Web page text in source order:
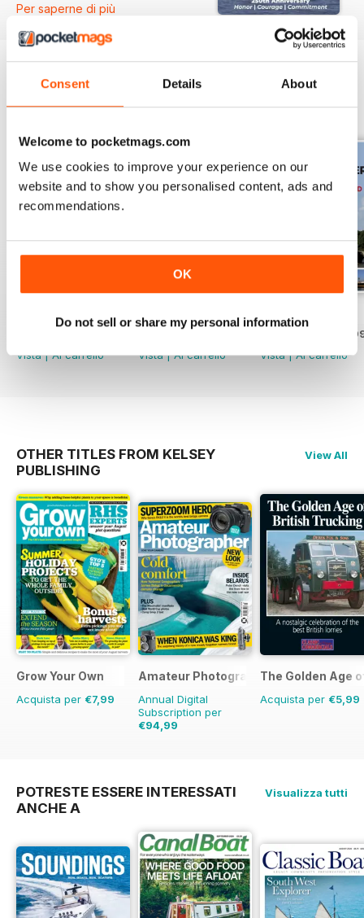
Consent Details About
Welcome to pocketmags.com
We use cookies to improve your experience on our
website and to show you personalised content, ads and
recommendations.
OK
Do not sell or share my personal information
demonstrate its capability in order
to influence political aims or
negotiations. It operates two
fleets, based on the eastern and
western coasts of the US from
dominate the world, ensuring its
place as a key enabler of
Washington’s foreign policy.
Per saperne di più
EDIZIONI INDIETRO Visualizza tutti
Vista|Al carrello
Acquista per
Vista|Al carrello
Vista|Al carrello
OTHER TITLES FROM KELSEY
PUBLISHING
View All
Grow Your Own
Acquista per €7,99
Amateur Photographer
Annual Digital
Subscription per
€94,99
The Golden Age
Acquista per €5,99
POTRESTE ESSERE INTERESSATI
ANCHE A
Visualizza tutti